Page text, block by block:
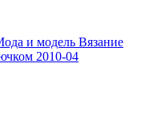
и модель Вязание
2010-04